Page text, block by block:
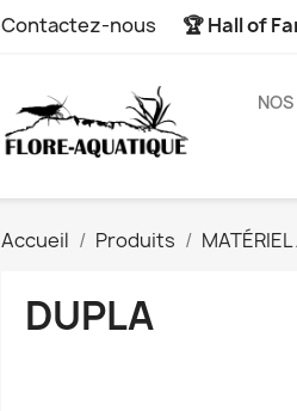
Contactez-nous 🏆 Hall of
Accueil Produits
DUPLA